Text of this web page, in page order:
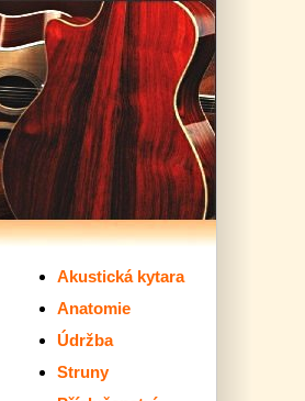
Akustická kytara
Anatomie
Údržba
Struny